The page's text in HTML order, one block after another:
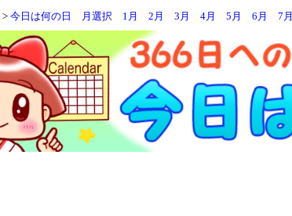
> 今日は何の日 月選択 1月 2月 3月 4月 5月 6月 7月